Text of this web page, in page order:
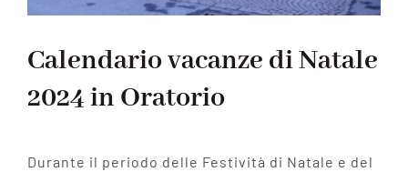
Calendario vacanze di Natale
2024 in Oratorio
Durante il periodo delle Festività di Natale e del